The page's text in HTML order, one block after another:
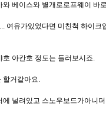
베이스와 별개로로프웨이 바
여유가있었다면 미친척 하이크
아칸호 정도는 들러보시죠.
할거같아요.
널려있고 스노우보드가아니